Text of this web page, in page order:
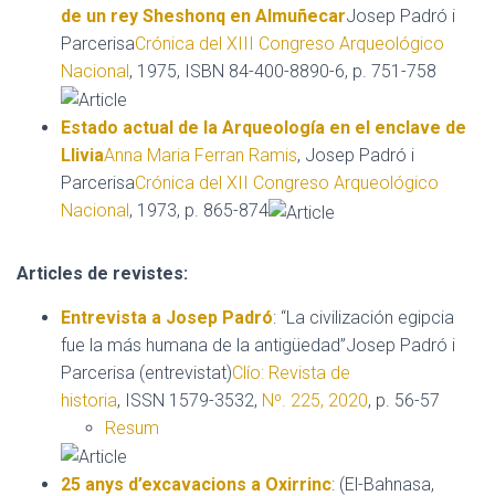
de un rey Sheshonq en AlmuñecarJosep Padró i
ParcerisaCrónica del XIII Congreso Arqueológico
Nacional, 1975, ISBN 84-400-8890-6, p. 751-758
Estado actual de la Arqueología en el enclave de
LliviaAnna Maria Ferran Ramis, Josep Padró i
ParcerisaCrónica del XII Congreso Arqueológico
Nacional , 1973, p. 865-874
Articles de revistes:
Entrevista a Josep Padró: “La civilización egipcia
fue la más humana de la antigüedad”Josep Padró i
Parcerisa (entrevistat)Clío: Revista de
historia, ISSN 1579-3532, Nº. 225, 2020, p. 56-57
Resum
25 anys d’excavacions a Oxirrinc: (El-Bahnasa,